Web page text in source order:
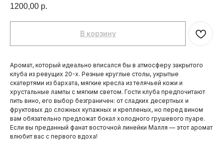
1200,00 р.
В корзину
Аромат, который идеально вписался бы в атмосферу закрытого
клуба из ревущих 20-х. Резные круглые столы, укрытые
скатертями из бархата, мягкие кресла из телячьей кожи и
хрустальные лампы с мягким светом. Гости клуба предпочитают
пить вино, его выбор безграничен: от сладких десертных и
фруктовых до сложных купажных и крепленых, но перед вином
вам обязательно предложат бокал холодного грушевого пуаре.
Если вы преданный фанат восточной линейки Малля — этот аромат
влюбит вас с первого вдоха!
ПОКУПАТЕЛЯМ
ОПЛАТА И ДОСТАВКА
ЧАСТЫЕ ВОПРОСЫ
О БРЕНДЕ